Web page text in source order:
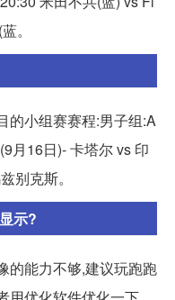
。
的小组赛赛程:男子组:A
月16日)- 卡塔尔 vs 印
别克斯。
示?
的能力不够,建议玩跑跑